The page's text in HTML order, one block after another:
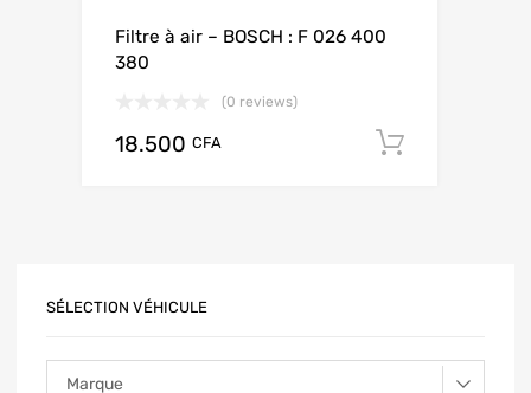
Filtre à air – BOSCH : F 026 400
380
(0 reviews)
18.500 CFA
SÉLECTION VÉHICULE